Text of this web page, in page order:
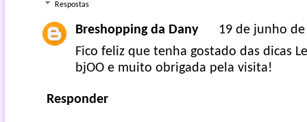
Respostas
Breshopping da Dany
19 de junho
Fico feliz que tenha gostado das dicas
bjOO e muito obrigada pela visita!
Responder